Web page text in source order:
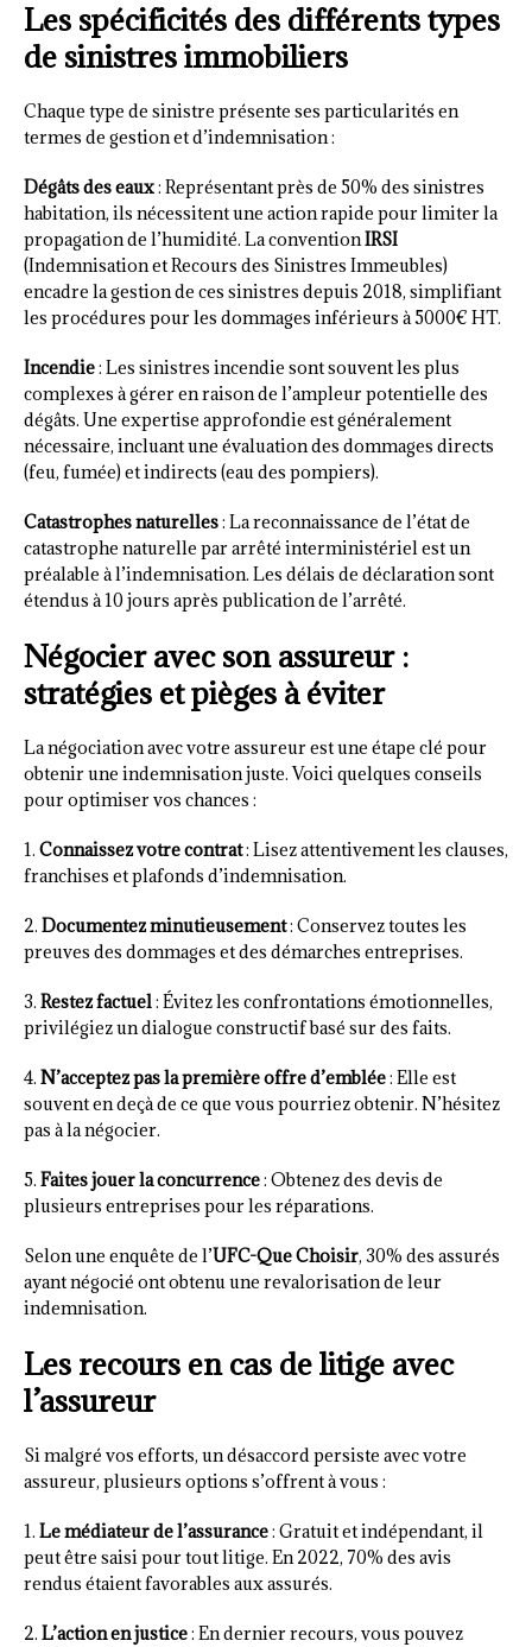
Les spécificités des différents types
de sinistres immobiliers
Chaque type de sinistre présente ses particularités en
termes de gestion et d’indemnisation :
Dégâts des eaux: Représentant près de 50% des sinistres
habitation, ils nécessitent une action rapide pour limiter la
propagation de l’humidité. La conventionIRSI
(Indemnisation et Recours des Sinistres Immeubles)
encadre la gestion de ces sinistres depuis 2018, simplifiant
les procédures pour les dommages inférieurs à 5000€ HT.
Incendie: Les sinistres incendie sont souvent les plus
complexes à gérer en raison de l’ampleur potentielle des
dégâts. Une expertise approfondie est généralement
nécessaire, incluant une évaluation des dommages directs
(feu, fumée) et indirects (eau des pompiers).
Catastrophes naturelles: La reconnaissance de l’état de
catastrophe naturelle par arrêté interministériel est un
préalable à l’indemnisation. Les délais de déclaration sont
étendus à 10 jours après publication de l’arrêté.
Négocier avec son assureur :
stratégies et pièges à éviter
La négociation avec votre assureur est une étape clé pour
obtenir une indemnisation juste. Voici quelques conseils
pour optimiser vos chances :
1. Connaissez votre contrat: Lisez attentivement les clauses,
franchises et plafonds d’indemnisation.
2. Documentez minutieusement: Conservez toutes les
preuves des dommages et des démarches entreprises.
3. Restez factuel: Évitez les confrontations émotionnelles,
privilégiez un dialogue constructif basé sur des faits.
4. N’acceptez pas la première offre d’emblée: Elle est
souvent en deçà de ce que vous pourriez obtenir. N’hésitez
pas à la négocier.
5. Faites jouer la concurrence: Obtenez des devis de
plusieurs entreprises pour les réparations.
Selon une enquête de l’UFC-Que Choisir, 30% des assurés
ayant négocié ont obtenu une revalorisation de leur
indemnisation.
Les recours en cas de litige avec
l’assureur
Si malgré vos efforts, un désaccord persiste avec votre
assureur, plusieurs options s’offrent à vous :
1. Le médiateur de l’assurance: Gratuit et indépendant, il
peut être saisi pour tout litige. En 2022, 70% des avis
rendus étaient favorables aux assurés.
2. L’action en justice: En dernier recours, vous pouvez